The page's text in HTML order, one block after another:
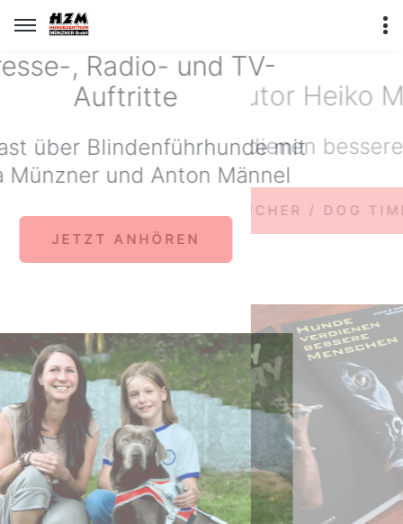
und TV-
mit
Anton Männel
Buchautor Heiko Münzner
Hunde verdienen bessere Menschen
BÜCHER / DOG TIMES
Online-
Macht digitales
ÜBER